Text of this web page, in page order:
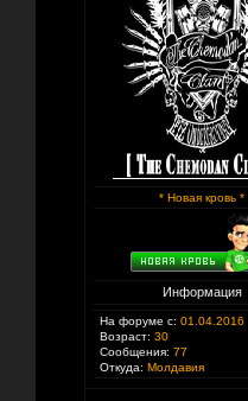
* Новая кровь *
Информация
На форуме с: 01.04.2016
Возраст: 30
Сообщения: 77
Откуда: Молдавия